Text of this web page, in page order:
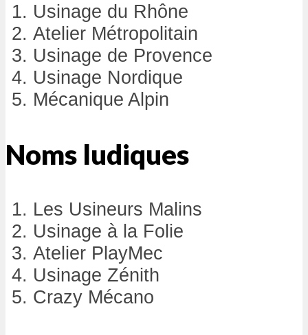
Usinage du Rhône
Atelier Métropolitain
Usinage de Provence
Usinage Nordique
Mécanique Alpin
Noms ludiques
Les Usineurs Malins
Usinage à la Folie
Atelier PlayMec
Usinage Zénith
Crazy Mécano